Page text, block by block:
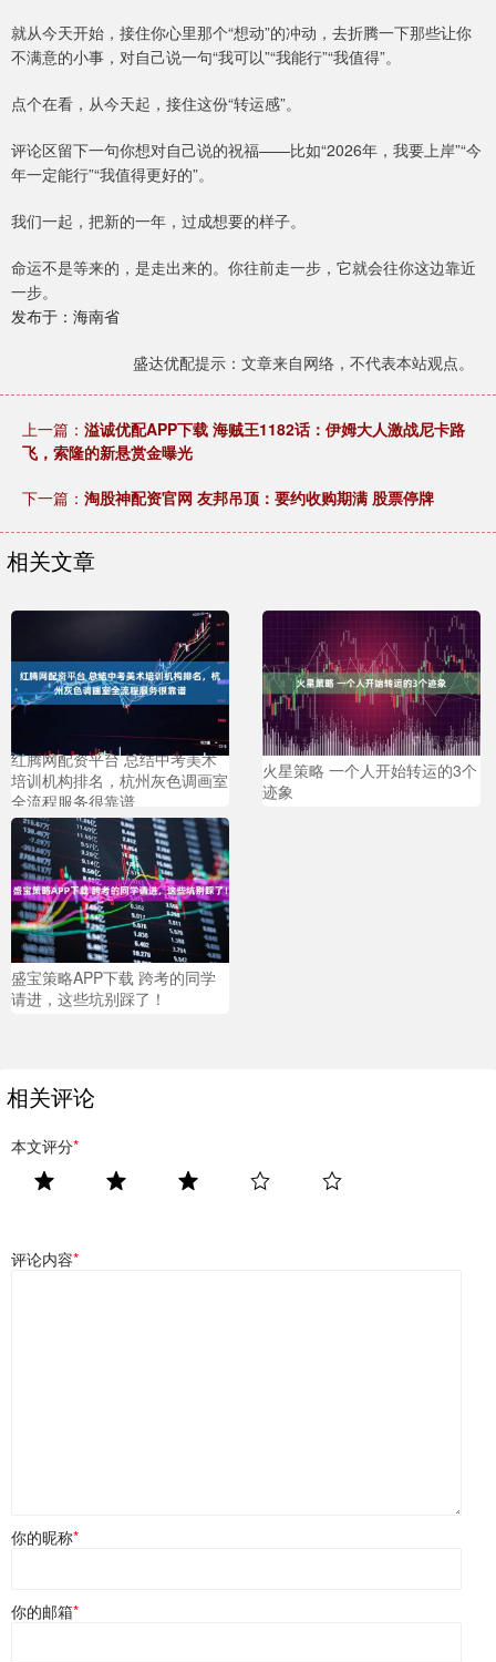
就从今天开始，接住你心里那个“想动”的冲动，去折腾一下那些让你
不满意的小事，对自己说一句“我可以”“我能行”“我值得”。
点个在看，从今天起，接住这份“转运感”。
评论区留下一句你想对自己说的祝福——比如“2026年，我要上岸”“今
年一定能行”“我值得更好的”。
我们一起，把新的一年，过成想要的样子。
命运不是等来的，是走出来的。你往前走一步，它就会往你这边靠近
一步。
发布于：海南省
盛达优配提示：文章来自网络，不代表本站观点。
上一篇： 溢诚优配APP下载 海贼王1182话：伊姆大人激战尼卡路
飞，索隆的新悬赏金曝光
下一篇： 淘股神配资官网 友邦吊顶：要约收购期满 股票停牌
相关文章
红腾网配资平台 总结中考美术
培训机构排名，杭州灰色调画室
全流程服务很靠谱
火星策略 一个人开始转运的3个
迹象
盛宝策略APP下载 跨考的同学
请进，这些坑别踩了！
相关评论
本文评分*
评论内容*
你的昵称*
你的邮箱*